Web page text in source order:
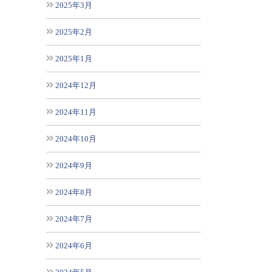
2025年3月
2025年2月
2025年1月
2024年12月
2024年11月
2024年10月
2024年9月
2024年8月
2024年7月
2024年6月